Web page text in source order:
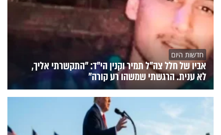
חדשות היום
אביו של חלל צה"ל תמיר וקנין הי"ד: "התקשרתי אליך,
לא ענית. הרגשתי שמשהו רע קורה"